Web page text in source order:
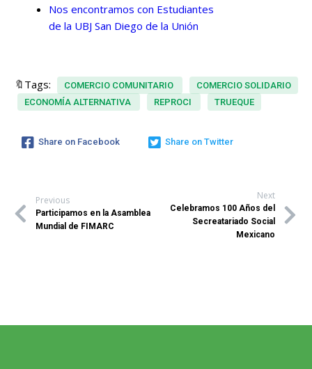
Nos encontramos con Estudiantes
de la UBJ San Diego de la Unión
🔖Tags: COMERCIO COMUNITARIO
COMERCIO SOLIDARIO
ECONOMÍA ALTERNATIVA
REPROCI TRUEQUE
Share on Facebook Share on Twitter
Previous
Participamos en la Asamblea
Mundial de FIMARC
Next
Celebramos 100 Años del
Secreatariado Social
Mexicano